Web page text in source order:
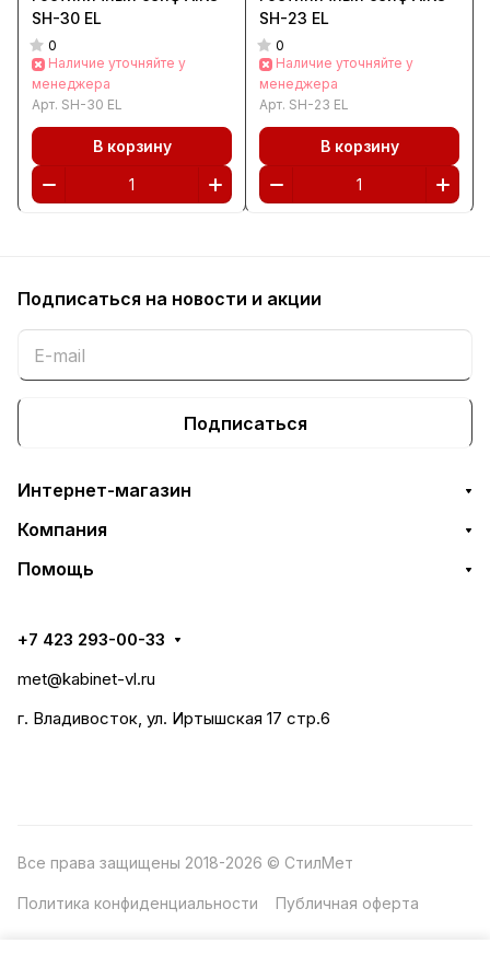
SH-30 EL
0
Наличие уточняйте у
менеджера
Арт. SH-30 EL
В корзину
SH-23 EL
0
Наличие уточняйте у
менеджера
Арт. SH-23 EL
В корзину
Подписаться на новости и акции
Подписаться
Интернет-магазин
Компания
Помощь
+7 423 293-00-33
met@kabinet-vl.ru
г. Владивосток, ул. Иртышская 17 стр.6
Все права защищены 2018-2026 © СтилМет
Политика конфиденциальности Публичная оферта